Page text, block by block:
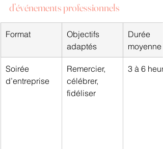
d’événements professionnels
Format
Objectifs
adaptés
Durée
moyenne
Soirée
d’entreprise
Remercier,
célébrer,
fidéliser
3 à 6